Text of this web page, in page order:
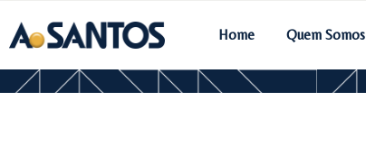
Home Quem Somos